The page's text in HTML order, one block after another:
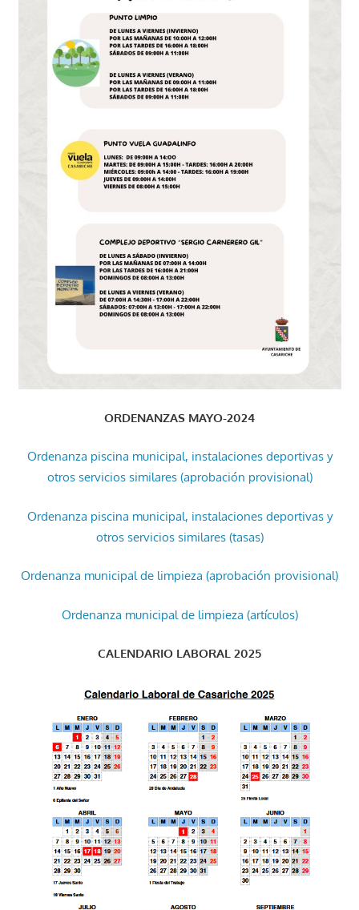
ORDENANZAS MAYO-2024
Ordenanza piscina municipal, instalaciones deportivas y
otros servicios similares (aprobación provisional)
Ordenanza piscina municipal, instalaciones deportivas y
otros servicios similares (tasas)
Ordenanza municipal de limpieza (aprobación provisional)
Ordenanza municipal de limpieza (artículos)
CALENDARIO LABORAL 2025